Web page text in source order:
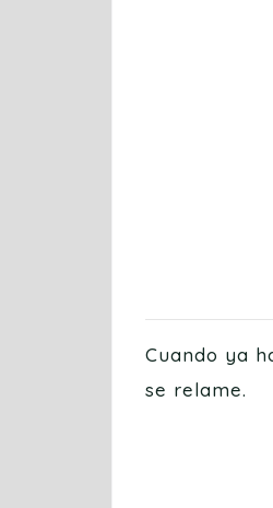
Cuando ya
se relame.